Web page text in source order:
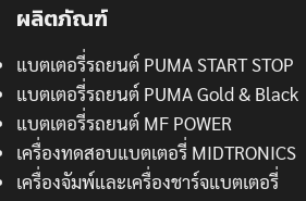
ผลิตภัณฑ์
แบตเตอรี่รถยนต์ PUMA START STOP
แบตเตอรี่รถยนต์ PUMA Gold & Black
แบตเตอรี่รถยนต์ MF POWER
เครื่องทดสอบแบตเตอรี่ MIDTRONICS
เครื่องจัมพ์และเครื่องชาร์จแบตเตอรี่